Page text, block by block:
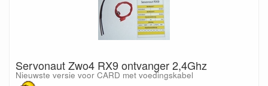
Servonaut Zwo4 RX9 ontvanger 2,4Ghz
Nieuwste versie voor CARD met voedingskabel